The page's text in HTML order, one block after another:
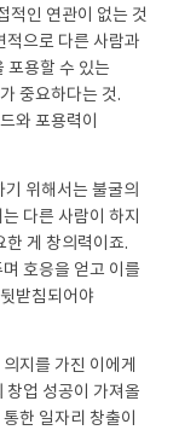
적인 연관이 없는 것
적으로 다른 사람과
포용할 수 있는
중요하다는 것.
와 포용력이
위해서는 불굴의
다른 사람이 하지
한 게 창의력이죠.
호응을 얻고 이를
받침되어야
지를 가진 이에게
창업 성공이 가져올
한 일자리 창출이